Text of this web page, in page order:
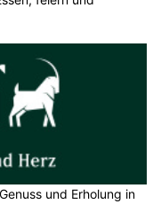
und Erholung in